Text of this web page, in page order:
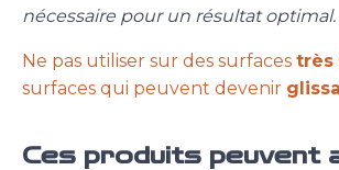
nécessaire pour un résultat optimal.
Ne pas utiliser sur des surfaces très
surfaces qui peuvent devenir
Ces produits peuvent